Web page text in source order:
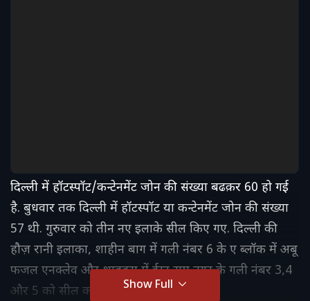
दिल्ली में हॉटस्पॉट/कन्टेनमेंट जोन की संख्या बढक़र 60 हो गई
है. बुधवार तक दिल्ली में हॉटस्पॉट या कन्टेनमेंट जोन की संख्या
57 थी. गुरुवार को तीन नए इलाके सील किए गए. दिल्ली की
हौज़ रानी इलाका, शाहीन बाग में गली नंबर 6 के ए ब्लॉक में अबू
फजल एनक्लेव और शाहदरा में ईस्ट राम नगर के गली नंबर 3,4
और 5 को सील कर दिया गया है.
Show Full